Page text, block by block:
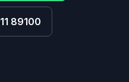
89100